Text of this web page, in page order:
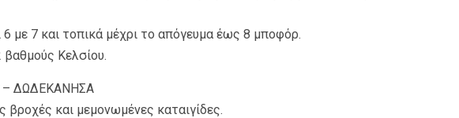
6 με 7 και τοπικά μέχρι το απόγευμα έως 8 μποφόρ.
Κελσίου.
– ΔΩΔΕΚΑΝΗΣΑ
βροχές και μεμονωμένες καταιγίδες.